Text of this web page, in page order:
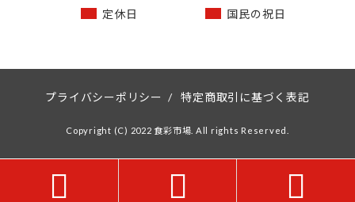
定休日
国民の祝日
プライバシーポリシー / 特定商取引に基づく表記
Copyright (C) 2022 食彩市場. All rights Reserved.
  